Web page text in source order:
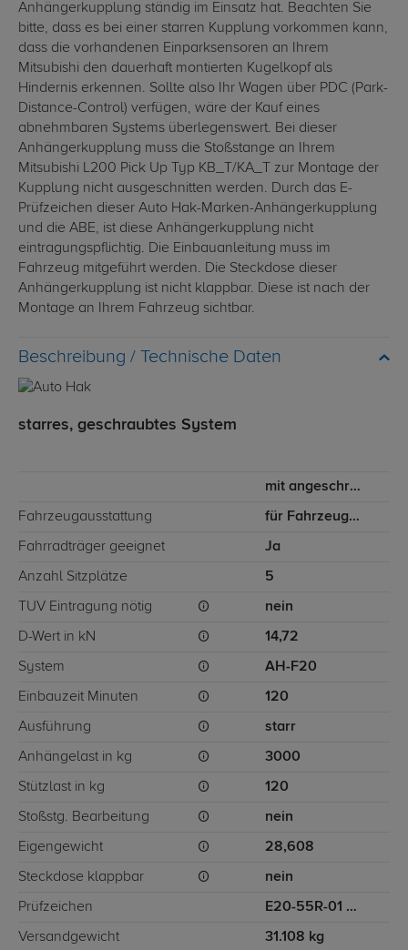
Anhängerkupplung ständig im Einsatz hat. Beachten Sie
bitte, dass es bei einer starren Kupplung vorkommen kann,
dass die vorhandenen Einparksensoren an Ihrem
Mitsubishi den dauerhaft montierten Kugelkopf als
Hindernis erkennen. Sollte also Ihr Wagen über PDC (Park-
Distance-Control) verfügen, wäre der Kauf eines
abnehmbaren Systems überlegenswert. Bei dieser
Anhängerkupplung muss die Stoßstange an Ihrem
Mitsubishi L200 Pick Up Typ KB_T/KA_T zur Montage der
Kupplung nicht ausgeschnitten werden. Durch das E-
Prüfzeichen dieser Auto Hak-Marken-Anhängerkupplung
und die ABE, ist diese Anhängerkupplung nicht
eintragungspflichtig. Die Einbauanleitung muss im
Fahrzeug mitgeführt werden. Die Steckdose dieser
Anhängerkupplung ist nicht klappbar. Diese ist nach der
Montage an Ihrem Fahrzeug sichtbar.
Technische Daten
starres, geschraubtes System
mit angeschraubtem Kugelkopf
Fahrzeugausstattung für Fahrzeuge mit Doppelkabine, für Fahrzeuge mit langer Ladefläche
Fahrradträger geeignet Ja
Anzahl Sitzplätze 5
TÜV Eintragung nötig nein
D-Wert in kN 14,72
System AH-F20
Einbauzeit Minuten 120
Ausführung starr
Anhängelast in kg 3000
Stützlast in kg 120
Stoßstg. Bearbeitung nein
Eigengewicht 28,608
Steckdose klappbar nein
Prüfzeichen E20-55R-01 4213
Versandgewicht 31.108 kg